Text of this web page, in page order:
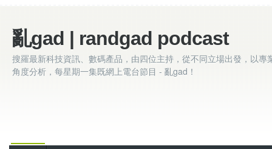
亂gad | randgad podcast
搜羅最新科技資訊、數碼產品，由四位主持，從不同立場出發，以專
角度分析，每星期一集既網上電台節目 - 亂gad！